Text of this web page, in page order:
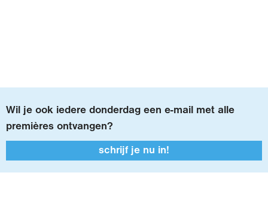
Wil je ook iedere donderdag een e-mail
met alle
premières ontvangen?
schrijf je nu in!